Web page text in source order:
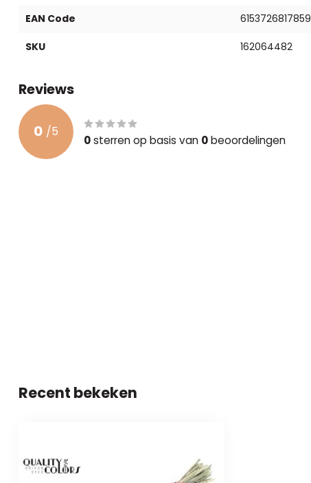
EAN Code 6153726817859
SKU 162064482
Reviews
0 /5
0sterren op basis van 0beoordelingen
Recent bekeken